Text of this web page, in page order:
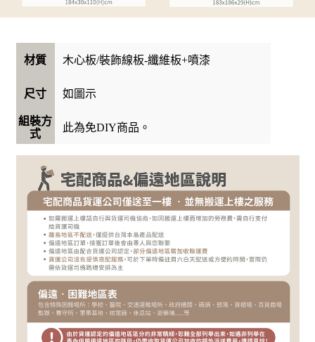
材質 木心板/裝飾線板-纖維板+噴漆
尺寸 如圖示
組裝方
式
此為免DIY商品。